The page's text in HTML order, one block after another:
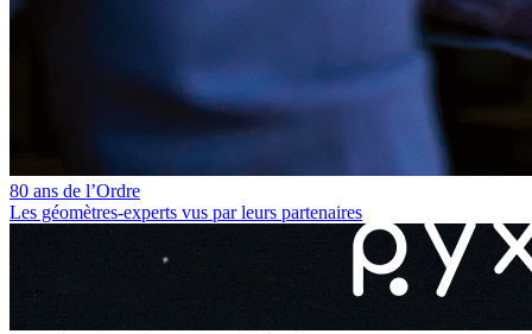
80 ans de l’Ordre
Les géomètres‑experts vus par leurs partenaires